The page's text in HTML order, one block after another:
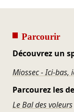
Parcourir
Découvrez un
Miossec - Ici-bas,
Parcourez les
Le Bal des voleurs